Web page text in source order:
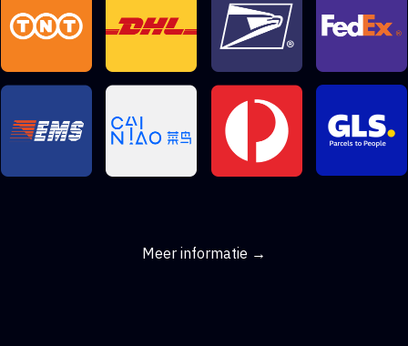
Meer informatie →